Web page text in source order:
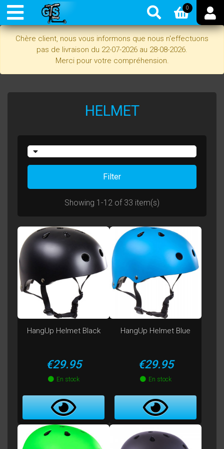
Chère client, nous vous informons que nous n'effectuons
pas de livraison du 22-07-2026 au 28-08-2026.
Merci pour votre compréhension.
0
HELMET
Filter
Showing 1-12 of 33 item(s)
HangUp Helmet Black
Price
€29.95
En stock
HangUp Helmet Blue
Price
€29.95
En stock